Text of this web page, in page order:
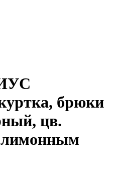
брюки
цв.
лимонным